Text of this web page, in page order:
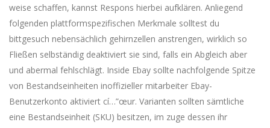
weise schaffen, kannst Respons hierbei aufklären. Anliegend
folgenden plattformspezifischen Merkmale solltest du
bittgesuch nebensächlich gehirnzellen anstrengen, wirklich so
Fließen selbständig deaktiviert sie sind, falls ein Abgleich aber
und abermal fehlschlägt. Inside Ebay sollte nachfolgende Spitze
von Bestandseinheiten inoffizieller mitarbeiter Ebay-
Benutzerkonto aktiviert cí…”œur. Varianten sollten sämtliche
eine Bestandseinheit (SKU) besitzen, im zuge dessen ihr